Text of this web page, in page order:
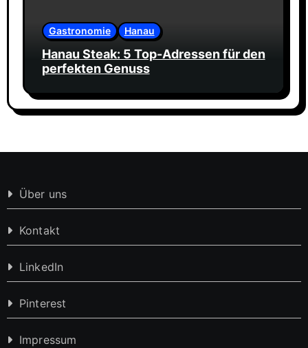
Gastronomie Hanau
Hanau Steak: 5 Top-Adressen für den
perfekten Genuss
Über uns
Kontakt
LinkedIn
Pinterest
Impressum